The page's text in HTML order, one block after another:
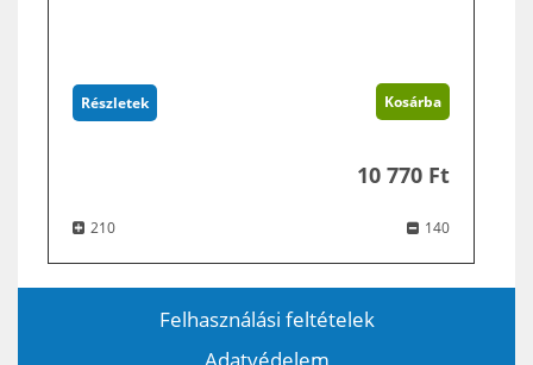
Részletek Kosárba
10 770 Ft
210 140
Felhasználási feltételek